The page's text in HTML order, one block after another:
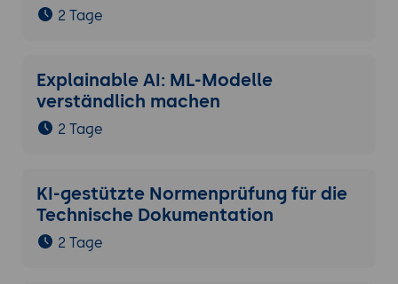
2 Tage
Explainable AI: ML-Modelle
verständlich machen
2 Tage
KI-gestützte Normenprüfung für die
Technische Dokumentation
2 Tage